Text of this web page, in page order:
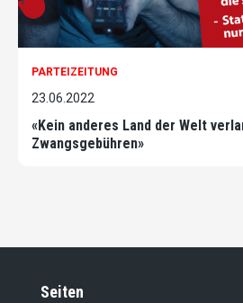
PARTEIZEITUNG
23.06.2022
«Kein anderes Land der Welt
Zwangsgebühren»
Seiten